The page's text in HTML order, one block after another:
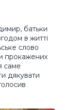
батьки
в житті
слово
прокажених
саме
дякувати